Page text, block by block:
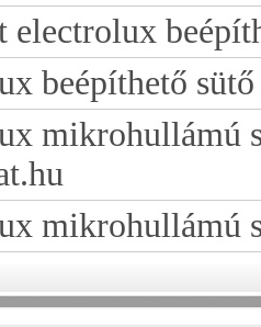
electrolux
beépíthető
mikrohullámú
mikrohullámú